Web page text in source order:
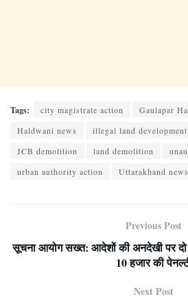
Tags: city magistrate action
Gaulapar
Haldwani news
illegal land development
JCB demolition
land demolition
urban authority action
Uttarakhand news
Previous Post
सूचना आयोग सख्त: आदेशों की अनदेखी पर दो
10 हजार की
Next Post